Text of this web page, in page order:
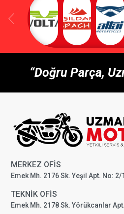
“Doğru Parça,
MERKEZ OFİS
Emek Mh. 2176 Sk. Yeşil Apt. No:
TEKNİK OFİS
Emek Mh. 2178 Sk. Yörükcanlar